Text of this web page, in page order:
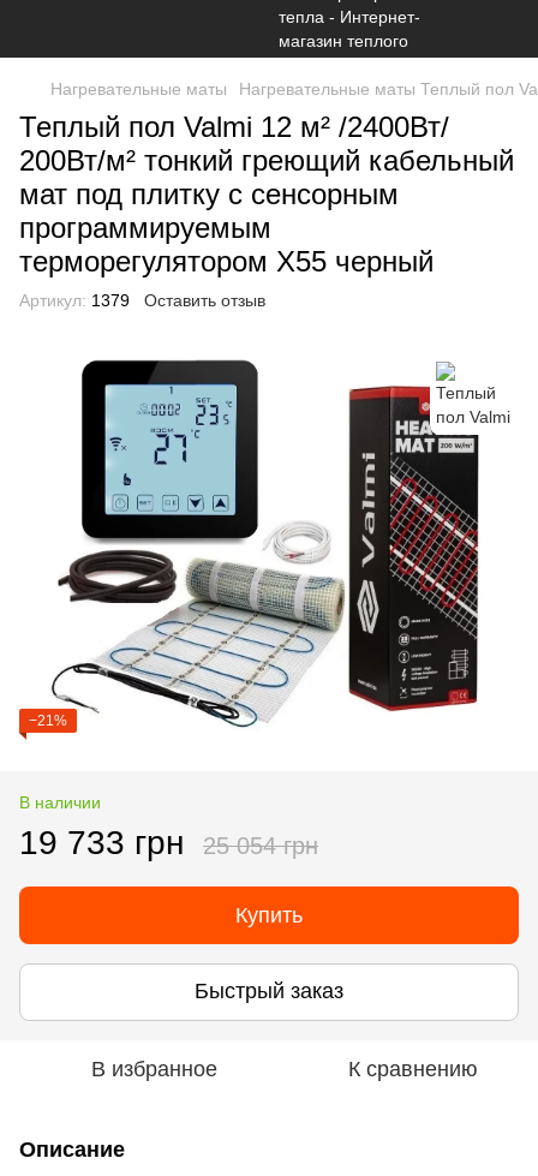
Нагревательные маты Нагревательные маты Теплый пол
Теплый пол Valmi 12 м² /2400Вт/
200Вт/м² тонкий греющий кабельный
мат под плитку с сенсорным
программируемым
терморегулятором X55 черный
Артикул: 1379 Оставить отзыв
−21%
В наличии
19 733 грн 25 054 грн
Купить
Быстрый заказ
В избранное К сравнению
Описание